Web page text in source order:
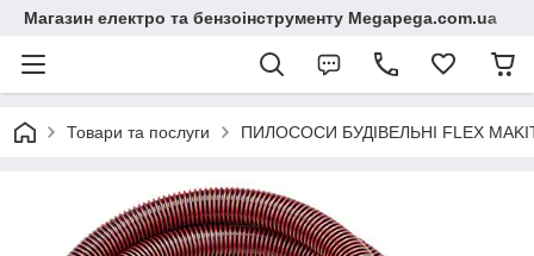
Магазин електро та бензоінструменту Megapega.com.ua
Товари та послуги ПИЛОСОСИ БУДІВЕЛЬНІ FLEX